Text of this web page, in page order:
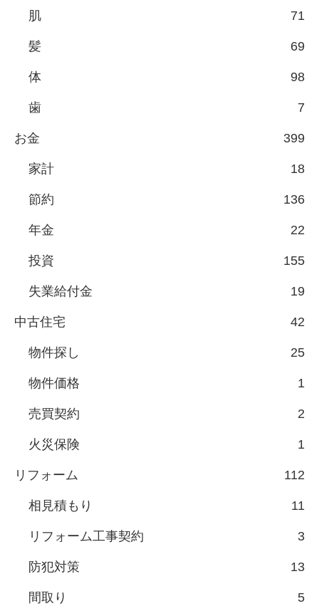
肌 71
髪 69
体 98
歯 7
お金 399
家計 18
節約 136
年金 22
投資 155
失業給付金 19
中古住宅 42
物件探し 25
物件価格 1
売買契約 2
火災保険 1
リフォーム 112
相見積もり 11
リフォーム工事契約 3
防犯対策 13
間取り 5